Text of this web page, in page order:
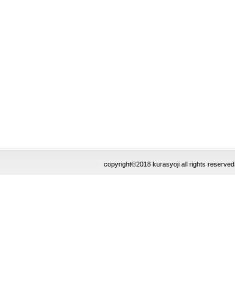
copyright©2018 kurasyoji all rights reserved.